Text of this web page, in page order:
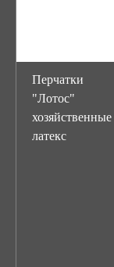
Перчатки
"Лотос"
хозяйственные
латекс